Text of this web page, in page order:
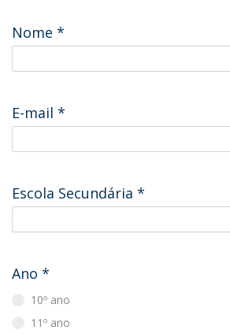
Nome *
E-mail *
Escola Secundária *
Ano *
10º ano
11º ano